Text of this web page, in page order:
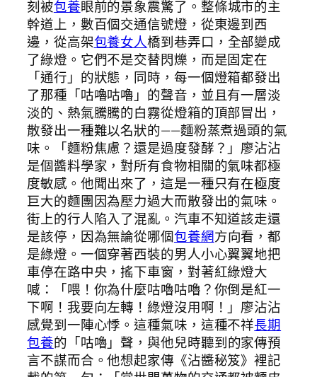
刻被包養眼前的景象震驚了。整條城市的主
幹道上，數百個交通信號燈，從東邊到西
邊，從高架包養女人橋到巷弄口，全部變成
了綠燈。它們不是交替閃爍，而是固定在
「通行」的狀態，同時，每一個燈箱都發出
了那種「咕嚕咕嚕」的聲音，並且有一層淡
淡的、熱氣騰騰的白霧從燈箱的頂部冒出，
散發出一種難以名狀的——麵粉蒸煮過頭的氣
味。「麵粉焦慮？還是過度發酵？」廖沾沾
是個醬料學家，對所有食物相關的氣味都極
度敏感。他聞出來了，這是一種只有在極度
巨大的麵團因為壓力過大而散發出的氣味。
街上的行人陷入了混亂。汽車不知道該走還
是該停，因為無論從哪個包養網方向看，都
是綠燈。一個穿著西裝的男人小心翼翼地把
車停在路中央，搖下車窗，對著紅綠燈大
喊：「喂！你為什麼咕嚕咕嚕？你倒是紅一
下啊！我要向左轉！綠燈沒用啊！」廖沾沾
感覺到一陣心悸。這種氣味，這種不祥長期
包養的「咕嚕」聲，與他兒時聽到的家傳預
言不謀而合。他想起家傳《沾醬秘笈》裡記